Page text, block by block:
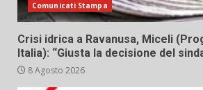
Comunicati Stampa
Crisi idrica a Ravanusa, Miceli
Italia): “Giusta la decisione del
8 Agosto 2026